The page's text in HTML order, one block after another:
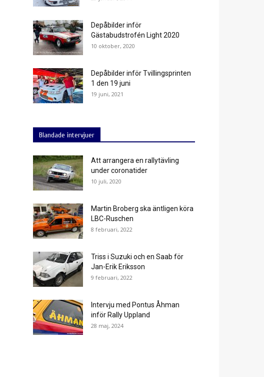
Depåbilder inför
Gästabudstrofén Light 2020
10 oktober, 2020
Depåbilder inför Tvillingsprinten
1 den 19 juni
19 juni, 2021
Blandade intervjuer
Att arrangera en rallytävling
under coronatider
10 juli, 2020
Martin Broberg ska äntligen köra
LBC-Ruschen
8 februari, 2022
Triss i Suzuki och en Saab för
Jan-Erik Eriksson
9 februari, 2022
Intervju med Pontus Åhman
inför Rally Uppland
28 maj, 2024